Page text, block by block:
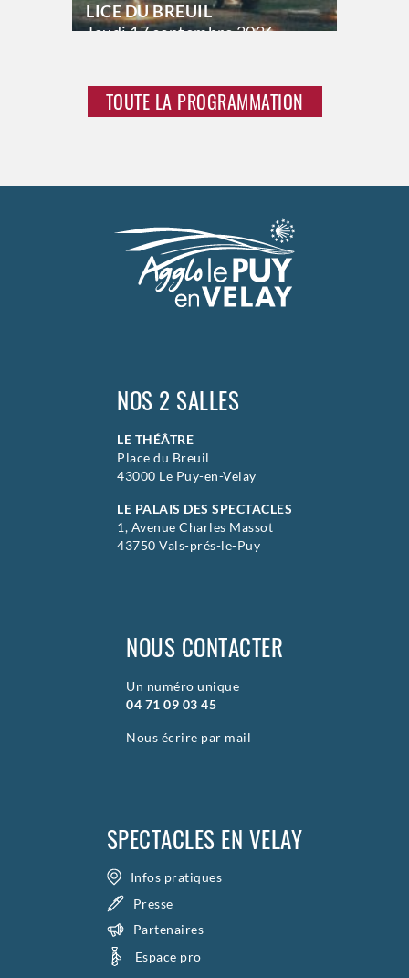
LICE DU BREUIL
Jeudi17 septembre 2026
23h00
Samedi19 septembre 2026
TOUTE LA PROGRAMMATION
NOS 2 SALLES
LE THÉÂTRE
Place du Breuil
43000 Le Puy-en-Velay
LE PALAIS DES SPECTACLES
1, Avenue Charles Massot
43750 Vals-prés-le-Puy
NOUS CONTACTER
Un numéro unique
04 71 09 03 45
Nous écrire par mail
SPECTACLES EN VELAY
Infos pratiques
Presse
Partenaires
Espace pro